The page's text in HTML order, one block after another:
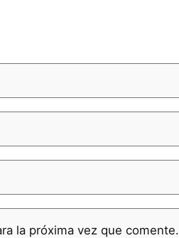
la próxima vez que comente.